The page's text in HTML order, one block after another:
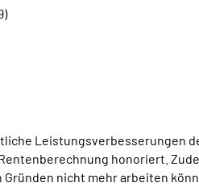
Leistungsverbesserungen
honoriert.
nicht mehr arbeiten